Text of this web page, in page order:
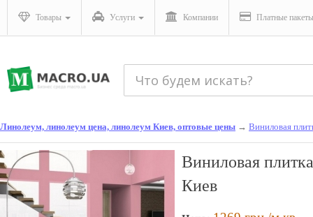
Товары Услуги Компании Платные пакеты
Линолеум, линолеум цена, линолеум Киев, оптовые цены → Виниловая
Виниловая
Киев